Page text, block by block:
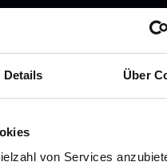
Details Über
von Services